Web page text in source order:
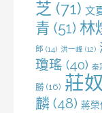
芝 (71) 文
青 (51) 林
郎 (14) 洪一峰 (12)
瓊瑤 (40) 秦
勝 (16) 莊奴
麟 (48) 蔣榮